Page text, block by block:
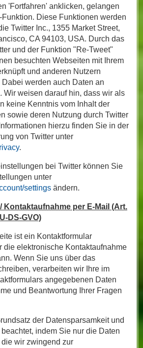
'Fortfahren' anklicken, gelangen
Diese Funktionen werden
Twitter Inc., 1355 Market Street,
CA 94103, USA. Durch das
und der Funktion "Re-Tweet"
besuchten Webseiten mit Ihrem
und anderen Nutzern
werden auch Daten an
Wir weisen darauf hin, dass wir als
keine Kenntnis vom Inhalt der
sowie deren Nutzung durch Twitter
hierzu finden Sie in der
von Twitter unter
.
bei Twitter können Sie
unter
settingsändern.
Kontaktaufnahme per E-Mail (Art.
DS-GVO)
ist ein Kontaktformular
die elektronische Kontaktaufnahme
Wenn Sie uns über das
verarbeiten wir Ihre im
angegebenen Daten
und Beantwortung Ihrer Fragen
der Datensparsamkeit und
indem Sie nur die Daten
wir zwingend zur